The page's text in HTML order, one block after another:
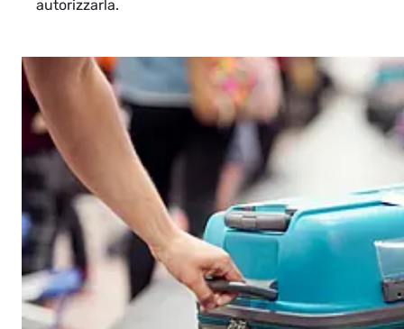
autorizzarla.